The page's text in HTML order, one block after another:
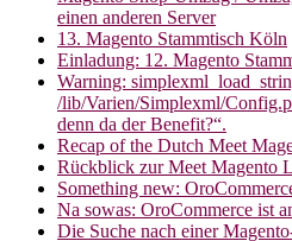
einen anderen Server
13. Magento Stammtisch Köln
Einladung: 12. Magento
Warning:
/lib/Varien/Simplexml/
denn da der Benefit?“.
Recap of the Dutch Meet
Rückblick zur Meet Magento
Something new:
Na sowas: OroCommerce ist
Die Suche nach einer